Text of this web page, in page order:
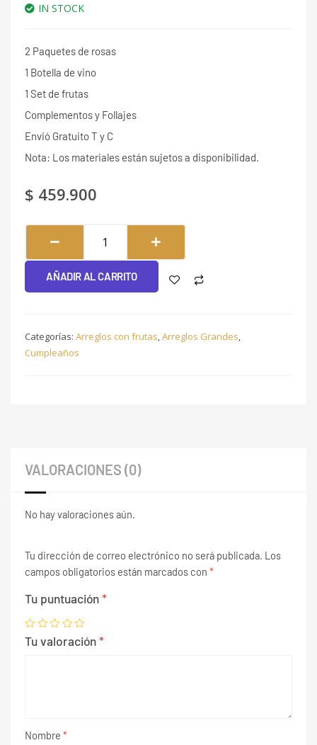
IN STOCK
2 Paquetes de rosas
1 Botella de vino
1 Set de frutas
Complementos y Follajes
Envió Gratuito T y C
Nota: Los materiales están sujetos a disponibilidad.
$ 459.900
amor
#166
cantidad
AÑADIR AL CARRITO
Categorías: Arreglos con frutas,Arreglos Grandes,
Cumpleaños
VALORACIONES (0)
No hay valoraciones aún.
Tu dirección de correo electrónico no será publicada. Los
campos obligatorios están marcados con *
Tu puntuación*
Tu valoración*
Nombre *